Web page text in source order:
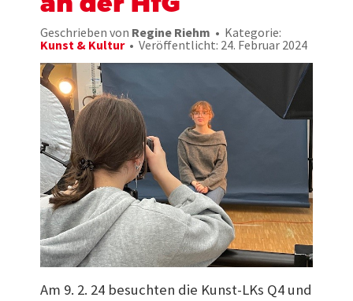
Geschrieben von Regine Riehm
Kategorie:
Kunst & Kultur
Veröffentlicht: 24. Februar 2024
Am 9. 2. 24 besuchten die Kunst-LKs Q4 und